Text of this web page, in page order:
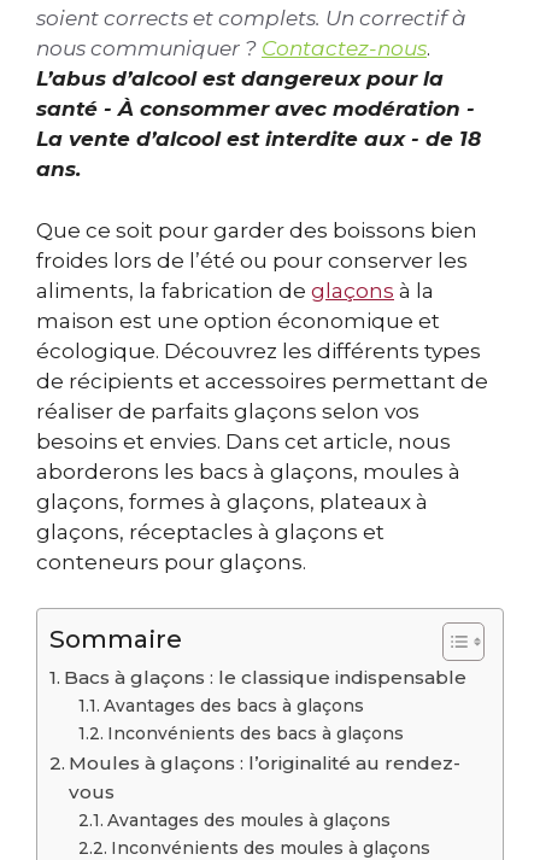
soient corrects et complets. Un correctif à
nous communiquer ? Contactez-nous.
L’abus d’alcool est dangereux pour la
santé - À consommer avec modération -
La vente d’alcool est interdite aux - de 18
ans.
Que ce soit pour garder des boissons bien
froides lors de l’été ou pour conserver les
aliments, la fabrication de glaçons à la
maison est une option économique et
écologique. Découvrez les différents types
de récipients et accessoires permettant de
réaliser de parfaits glaçons selon vos
besoins et envies. Dans cet article, nous
aborderons les bacs à glaçons, moules à
glaçons, formes à glaçons, plateaux à
glaçons, réceptacles à glaçons et
conteneurs pour glaçons.
Sommaire
Bacs à glaçons : le classique indispensable
Avantages des bacs à glaçons
Inconvénients des bacs à glaçons
Moules à glaçons : l’originalité au rendez-
vous
Avantages des moules à glaçons
Inconvénients des moules à glaçons